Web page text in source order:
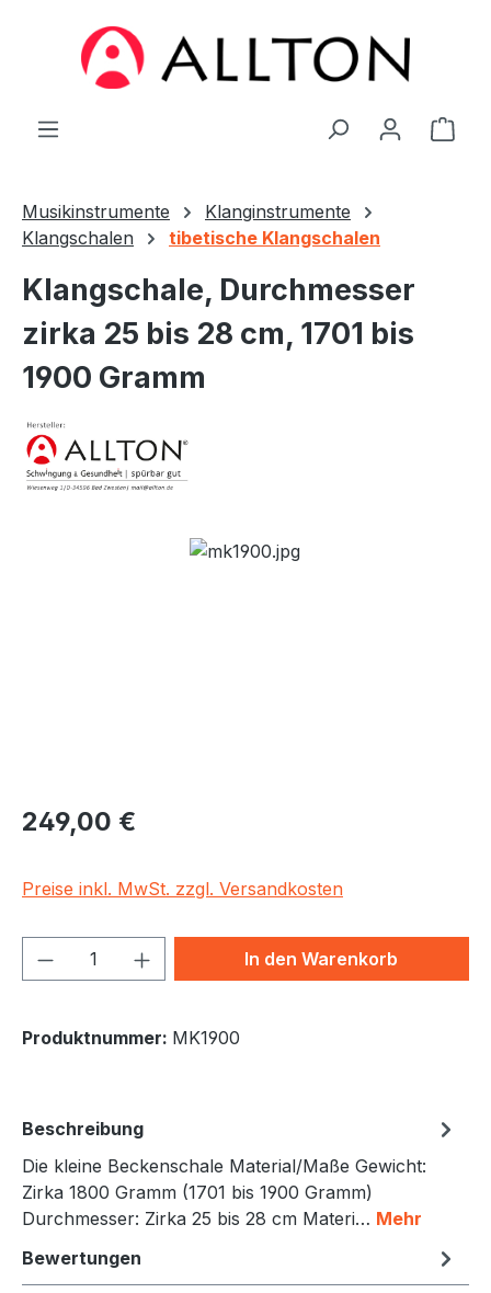
Zum Hauptinhalt springen
Musikinstrumente
Klanginstrumente
Klangschalen
tibetische Klangschalen
Klangschale, Durchmesser
zirka 25 bis 28 cm, 1701 bis
1900 Gramm
Bildergalerie überspringen
Regulärer Preis:
249,00 €
Preise inkl. MwSt. zzgl. Versandkosten
Produkt Anzahl: Gib denIn den Warenkorb
Produktnummer: MK1900
Beschreibung
Die kleine Beckenschale Material/Maße Gewicht:
Zirka 1800 Gramm (1701 bis 1900 Gramm)
Durchmesser: Zirka 25 bis 28 cm Materi… Mehr
Bewertungen